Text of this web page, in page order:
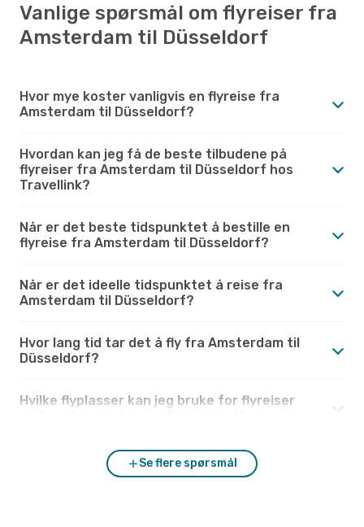
Vanlige spørsmål om flyreiser fra
Amsterdam til Düsseldorf
Hvor mye koster vanligvis en flyreise fra
Amsterdam til Düsseldorf?
Hvordan kan jeg få de beste tilbudene på
flyreiser fra Amsterdam til Düsseldorf hos
Travellink?
Når er det beste tidspunktet å bestille en
flyreise fra Amsterdam til Düsseldorf?
Når er det ideelle tidspunktet å reise fra
Amsterdam til Düsseldorf?
Hvor lang tid tar det å fly fra Amsterdam til
Düsseldorf?
Hvilke flyplasser kan jeg bruke for flyreiser
Se flere spørsmål